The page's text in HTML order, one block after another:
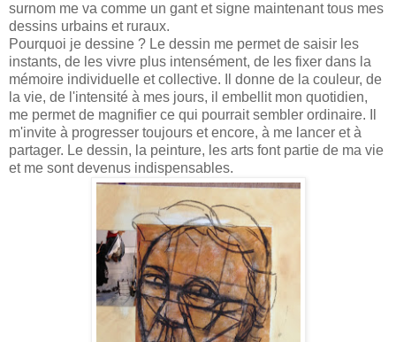
surnom me va comme un gant et signe maintenant tous mes
dessins urbains et ruraux.
Pourquoi je dessine ? Le dessin me permet de saisir les
instants, de les vivre plus intensément, de les fixer dans la
mémoire individuelle et collective. Il donne de la couleur, de
la vie, de l'intensité à mes jours, il embellit mon quotidien,
me permet de magnifier ce qui pourrait sembler ordinaire. Il
m'invite à progresser toujours et encore, à me lancer et à
partager. Le dessin, la peinture, les arts font partie de ma vie
et me sont devenus indispensables.